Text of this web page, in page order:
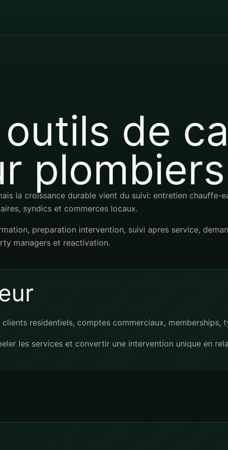
de
plombiers
la croissance durable vient du suivi: entretien chauffe-
syndics et commerces locaux.
preparation intervention, suivi apres service,
managers et reactivation.
residentiels, comptes commerciaux, memberships,
les services et convertir une intervention unique en